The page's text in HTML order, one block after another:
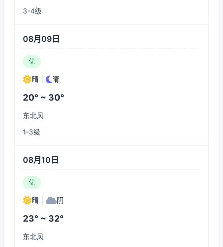
3-4级
08月09日
优
晴 晴
20° ~ 30°
东北风
1-3级
08月10日
优
晴 阴
23° ~ 32°
东北风